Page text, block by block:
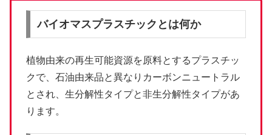
バイオマスプラスチックとは何か
植物由来の再生可能資源を原料とするプラスチッ
クで、石油由来品と異なりカーボンニュートラル
とされ、生分解性タイプと非生分解性タイプがあ
ります。